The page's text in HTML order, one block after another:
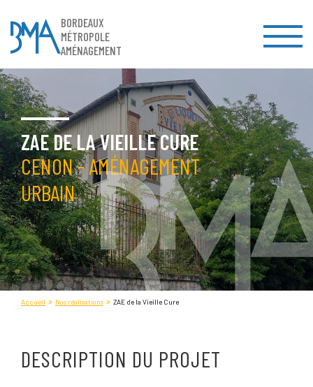
BORDEAUX
MÉTROPOLE
AMÉNAGEMENT
ZAE DE LA VIEILLE CURE
CENON - AMÉNAGEMENT
URBAIN
Accueil » Nos réalisations » ZAE de la Vieille Cure
DESCRIPTION DU PROJET